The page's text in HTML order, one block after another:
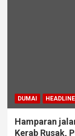
DUMAI HEADLINE
Hamparan
Kerab Rusak,